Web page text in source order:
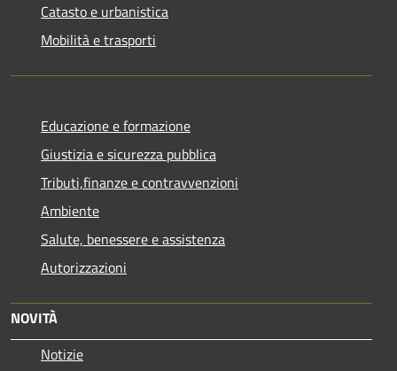
Catasto e urbanistica
Mobilità e trasporti
Educazione e formazione
Giustizia e sicurezza pubblica
Tributi,finanze e contravvenzioni
Ambiente
Salute, benessere e assistenza
Autorizzazioni
NOVITÀ
Notizie